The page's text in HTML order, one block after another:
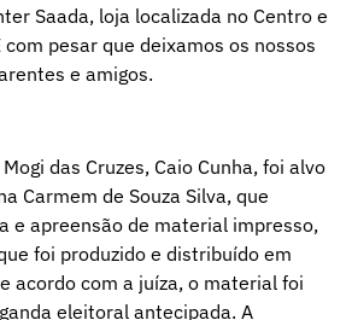
Saada, loja localizada no Centro e
pesar que deixamos os nossos
e amigos.
das Cruzes, Caio Cunha, foi alvo
Carmem de Souza Silva, que
e apreensão de material impresso,
foi produzido e distribuído em
acordo com a juíza, o material foi
eleitoral antecipada. A